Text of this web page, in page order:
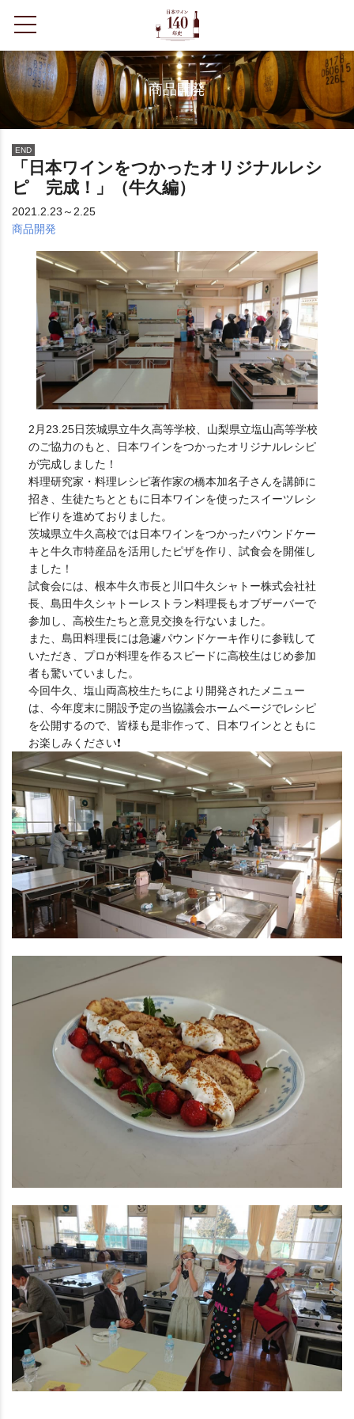
toggle navigation
商品開発
END
「日本ワインをつかったオリジナルレシ
ピ 完成！」（牛久編）
2021.2.23～2.25
商品開発
2月23.25日茨城県立牛久高等学校、山梨県立塩山高等学校
のご協力のもと、日本ワインをつかったオリジナルレシピ
が完成しました！
料理研究家・料理レシピ著作家の橋本加名子さんを講師に
招き、生徒たちとともに日本ワインを使ったスイーツレシ
ピ作りを進めておりました。
茨城県立牛久高校では日本ワインをつかったパウンドケー
キと牛久市特産品を活用したピザを作り、試食会を開催し
ました！
試食会には、根本牛久市長と川口牛久シャトー株式会社社
長、島田牛久シャトーレストラン料理長もオブザーバーで
参加し、高校生たちと意見交換を行ないました。
また、島田料理長には急遽パウンドケーキ作りに参戦して
いただき、プロが料理を作るスピードに高校生はじめ参加
者も驚いていました。
今回牛久、塩山両高校生たちにより開発されたメニュー
は、今年度末に開設予定の当協議会ホームページでレシピ
を公開するので、皆様も是非作って、日本ワインとともに
お楽しみください❗